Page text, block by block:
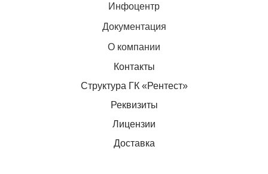
Инфоцентр
Документация
О компании
Контакты
Структура ГК «Рентест»
Реквизиты
Лицензии
Доставка